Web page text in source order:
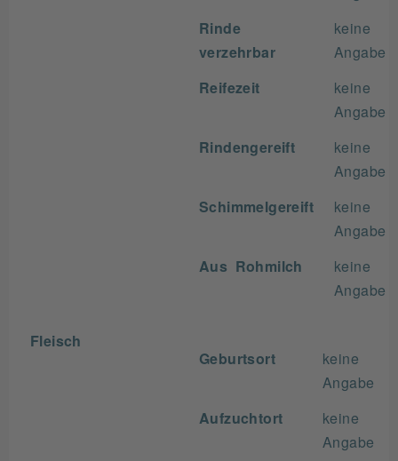
Rinde
verzehrbar
keine
Angabe
Reifezeit
keine
Angabe
Rindengereift
keine
Angabe
Schimmelgereift
keine
Angabe
Aus Rohmilch
keine
Angabe
Fleisch
Geburtsort
keine
Angabe
Aufzuchtort
keine
Angabe